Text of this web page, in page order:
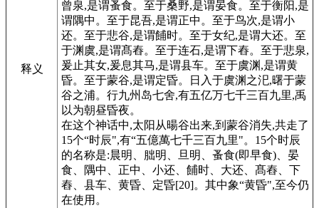
释义
曾泉,是谓蚤食。至于桑野,是谓晏食。至于衡阳,是
谓隅中。至于昆吾,是谓正中。至于鸟次,是谓小
还。至于悲谷,是谓餔时。至于女纪,是谓大还。至
于渊虞,是谓髙舂。至于连石,是谓下舂。至于悲泉,
爰止其女,爰息其马,是谓县车。至于虞渊,是谓黄
昏。至于蒙谷,是谓定昏。日入于虞渊之汜,曙于蒙
谷之浦。行九州岛七舍,有五亿万七千三百九里,禹
以为朝昼昏夜。
在这个神话中,太阳从暘谷出来,到蒙谷消失,共走了
15个“时辰",有“五億萬七千三百九里"。15个时辰
的名称是:晨明、朏明、旦明、蚤食(即早食)、晏
食、隅中、正中、小还、餔时、大还、髙舂、下
舂、县车、黄昏、定昏[20]。其中象“黄昏",至今仍
在使用。